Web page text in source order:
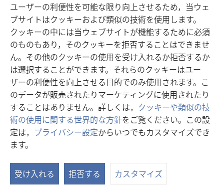
ユーザーの利便性を可能な限り向上させるため，当ウェ
ブサイトはクッキーおよび類似の技術を使用します。
クッキーの中には当ウェブサイトが機能するために必須
のものもあり，そのクッキーを拒否することはできませ
ん。その他のクッキーの使用を受け入れるか拒否するか
は選択することができます。それらのクッキーはユー
ザーの利便性を向上させる目的でのみ使用されます。こ
のデータが販売されたりマーケティングに使用されたり
することはありません。詳しくは， クッキーや類似の技
術の使用に関する世界的な方針をご覧ください。この設
定は， プライバシー設定からいつでもカスタマイズでき
ます。
受け入れる 拒否する カスタマイズ
し
い
タ
ブ
で
開
く）
ものみの塔 オンライン・ライブラリー
（新
し
い
タ
ブ
で
開
く）
JW Hub ®
（新
し
い
タ
ブ
で
開
く）
JW Library
Watchtower Library®
Copyright
利用規約